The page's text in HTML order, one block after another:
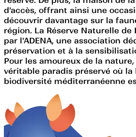
d'accès, offrant ainsi une
découvrir davantage sur la
région. La Réserve Naturelle de
par l'ADENA, une association
préservation et à la
Pour les amoureux de la
véritable paradis préservé où la
biodiversité méditerranéenne